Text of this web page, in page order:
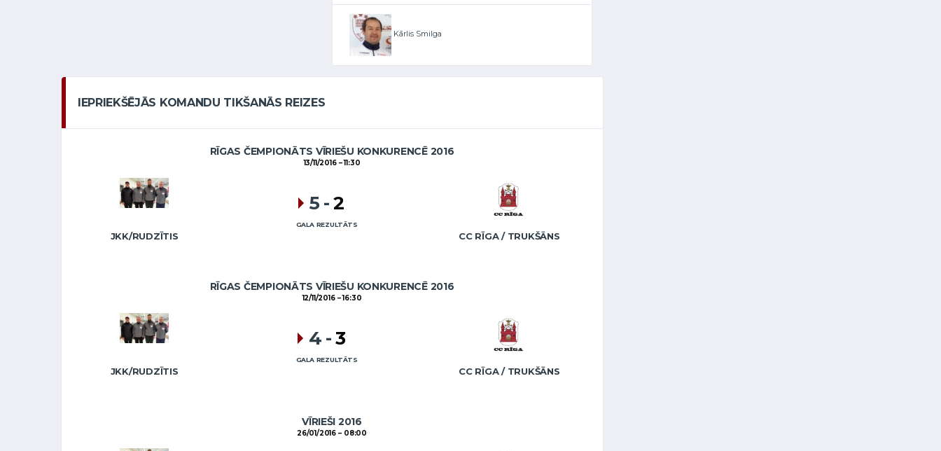
Kārlis Smilga
IEPRIEKŠĒJĀS KOMANDU TIKŠANĀS REIZES
RĪGAS ČEMPIONĀTS VĪRIEŠU KONKURENCĒ 2016
13/11/2016 11:30
JKK/RUDZĪTIS CC RĪGA / TRUKŠĀNS
5 -2
GALA REZULTĀTS
RĪGAS ČEMPIONĀTS VĪRIEŠU KONKURENCĒ 2016
12/11/2016 16:30
JKK/RUDZĪTIS CC RĪGA / TRUKŠĀNS
4 -3
GALA REZULTĀTS
VĪRIEŠI 2016
26/01/2016 08:00